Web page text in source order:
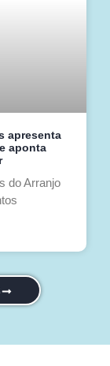
apresenta
aponta
do Arranjo